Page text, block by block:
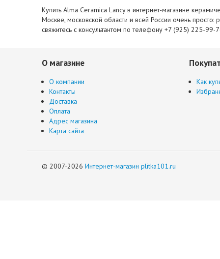
Купить Alma Ceramica Lancy в интернет-магазине
Москве, московской области и всей России очень
свяжитесь с консультантом по телефону +7 (925) 225-99-
О магазине
О компании
Контакты
Доставка
Оплата
Адрес магазина
Карта сайта
Как
© 2007-2026 Интернет-магазин plitka101.ru